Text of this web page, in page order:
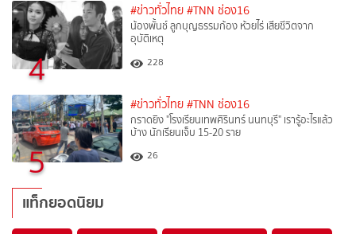
4
#ข่าวทั่วไทย #TNN ช่อง16
น้องพั้นช์ ลูกบุญธรรมก้อง ห้วยไร่ เสียชีวิตจาก
อุบัติเหตุ
228
5
#ข่าวทั่วไทย #TNN ช่อง16
กราดยิง "โรงเรียนเทพศิรินทร์ นนทบุรี" เรารู้อะไรแล้ว
บ้าง นักเรียนเจ็บ 15-20 ราย
26
แท็กยอดนิยม